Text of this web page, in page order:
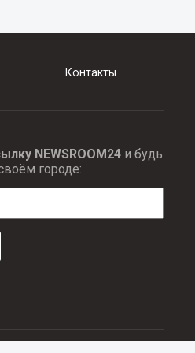
Контакты
NEWSROOM24и будь
городе: